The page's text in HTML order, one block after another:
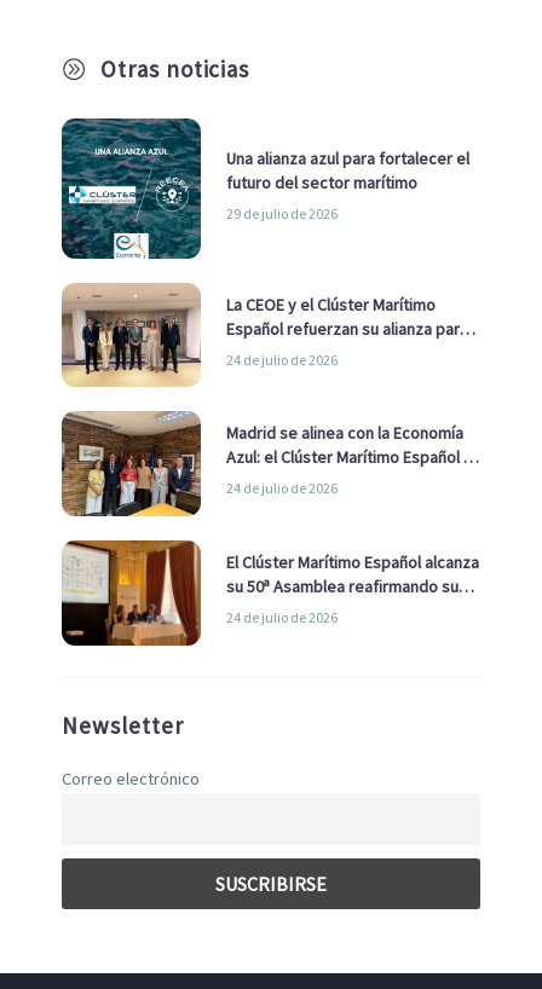
A Otras noticias
Una alianza azul para fortalecer el
futuro del sector marítimo
29 de julio de 2026
La CEOE y el Clúster Marítimo
Español refuerzan su alianza para
impulsar una estrategia Nacional
24 de julio de 2026
Madrid se alinea con la Economía
Azul: el Clúster Marítimo Español y
la Real Liga Naval avanzan alianzas
24 de julio de 2026
El Clúster Marítimo Español alcanza
su 50ª Asamblea reafirmando su
liderazgo en la Economía Azul
24 de julio de 2026
Newsletter
Correo electrónico